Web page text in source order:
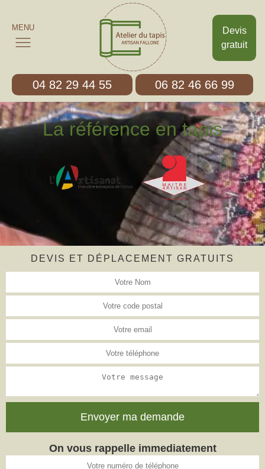
Devis
gratuit
MENU
04 82 29 44 55 06 82 46 66 99
La référence en tapis
DEVIS ET DÉPLACEMENT GRATUITS
On vous rappelle immediatement